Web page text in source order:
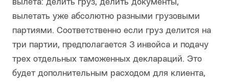
вылета: делить груз, делить документы,
вылетать уже абсолютно разными грузовыми
партиями. Соответственно если груз делится на
три партии, предполагается 3 инвойса и подачу
трех отдельных таможенных деклараций. Это
будет дополнительным расходом для клиента,